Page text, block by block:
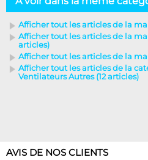
Afficher tout les articles de la
Afficher tout les articles de la
articles)
Afficher tout les articles de la
Afficher tout les articles de la
Ventilateurs Autres (12 articles)
AVIS DE NOS CLIENTS